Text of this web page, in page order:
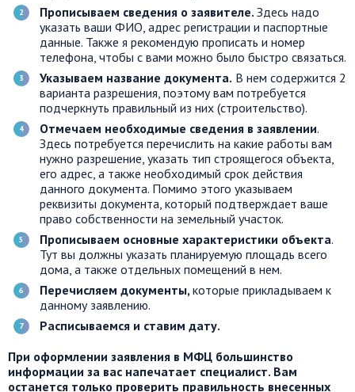
Прописываем сведения о заявителе. Здесь надо
указать ваши ФИО, адрес регистрации и паспортные
данные. Также я рекомендую прописать и номер
телефона, чтобы с вами можно было быстро связаться.
Указываем название документа. В нем содержится 2
варианта разрешения, поэтому вам потребуется
подчеркнуть правильный из них (строительство).
Отмечаем необходимые сведения в заявлении.
Здесь потребуется перечислить на какие работы вам
нужно разрешение, указать тип строящегося объекта,
его адрес, а также необходимый срок действия
данного документа. Помимо этого указываем
реквизиты документа, который подтверждает ваше
право собственности на земельный участок.
Прописываем основные характеристики объекта.
Тут вы должны указать планируемую площадь всего
дома, а также отдельных помещений в нем.
Перечисляем документы,которые прикладываем к
данному заявлению.
Расписываемся и ставим дату.
При оформлении заявления в МФЦ большинство
информации за вас напечатает специалист. Вам
останется только проверить правильность внесенных